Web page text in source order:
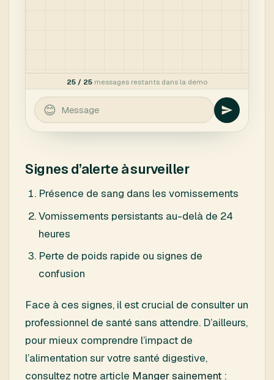
Signes d’alerte à surveiller
Présence de sang dans les vomissements
Vomissements persistants au-delà de 24
heures
Perte de poids rapide ou signes de
confusion
Face à ces signes, il est crucial de consulter un
professionnel de santé sans attendre. D’ailleurs,
pour mieux comprendre l’impact de
l’alimentation sur votre santé digestive,
consultez notre article Manger sainement :